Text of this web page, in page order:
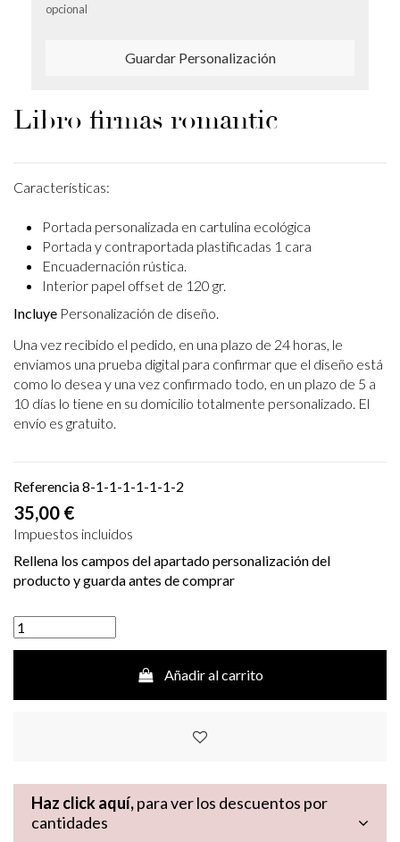
opcional
Guardar Personalización
Libro firmas romantic
Características:
Portada personalizada en cartulina ecológica
Portada y contraportada plastificadas 1 cara
Encuadernación rústica.
Interior papel offset de 120 gr.
Incluye Personalización de diseño.
Una vez recibido el pedido, en una plazo de 24 horas, le
enviamos una prueba digital para confirmar que el diseño está
como lo desea y una vez confirmado todo, en un plazo de 5 a
10 días lo tiene en su domicilio totalmente personalizado. El
envío es gratuito.
Referencia8-1-1-1-1-1-1-2
35,00 €
Impuestos incluidos
Rellena los campos del apartado personalización del
producto y guarda antes de comprar
Añadir al carrito
Haz click aquí,para ver los descuentos por
cantidades